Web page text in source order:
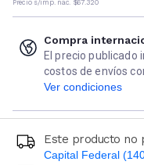
Precio s/imp. nac. $67.320
Compra
El precio publicado
costos de envíos
Ver condiciones
Este producto no
Capital Federal